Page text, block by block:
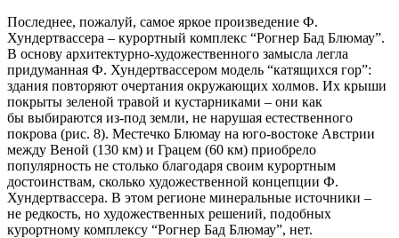
Последнее, пожалуй, самое яркое произведение Ф.
Хундертвассера – курортный комплекс “Рогнер Бад Блюмау”.
В основу архитектурно-художественного замысла легла
придуманная Ф. Хундертвассером модель “катящихся гор”:
здания повторяют очертания окружающих холмов. Их крыши
покрыты зеленой травой и кустарниками – они как
бы выбираются из-под земли, не нарушая естественного
покрова (рис. 8). Местечко Блюмау на юго-востоке Австрии
между Веной (130 км) и Грацем (60 км) приобрело
популярность не столько благодаря своим курортным
достоинствам, сколько художественной концепции Ф.
Хундертвассера. В этом регионе минеральные источники –
не редкость, но художественных решений, подобных
курортному комплексу “Рогнер Бад Блюмау”, нет.